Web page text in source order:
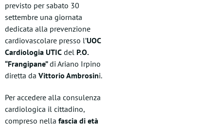
previsto per sabato 30
settembre una giornata
dedicata alla prevenzione
cardiovascolare presso l’UOC
Cardiologia UTIC del P.O.
“Frangipane”di Ariano Irpino
diretta da Vittorio Ambrosini.
Per accedere alla consulenza
cardiologica il cittadino,
compreso nella fascia di età